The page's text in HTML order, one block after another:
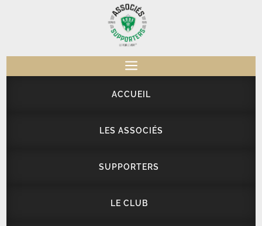
a
ACCUEIL
LES ASSOCIÉS
SUPPORTERS
LE CLUB